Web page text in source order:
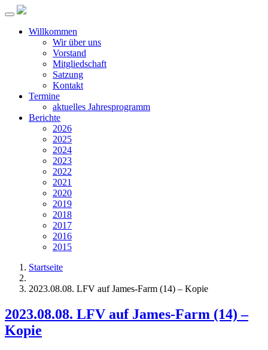
Willkommen
Wir über uns
Vorstand
Mitgliedschaft
Satzung
Kontakt
Termine
aktuelles Jahresprogramm
Berichte
2026
2025
2024
2023
2022
2021
2020
2019
2018
2017
2016
2015
Startseite
2023.08.08. LFV auf James-Farm (14) – Kopie
2023.08.08. LFV auf James-Farm (14) –
Kopie